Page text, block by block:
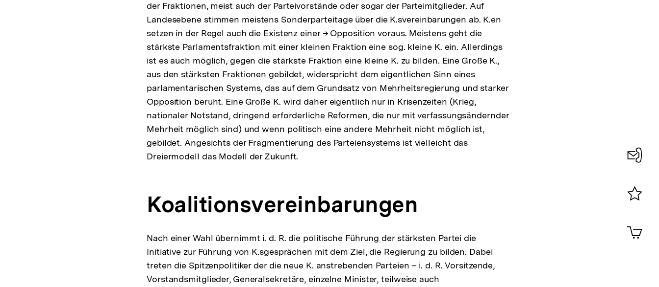
der Fraktionen, meist auch der Parteivorstände oder sogar der Parteimitglieder. Auf
Landesebene stimmen meistens Sonderparteitage über die K.svereinbarungen ab. K.en
setzen in der Regel auch die Existenz einer → Opposition voraus. Meistens geht die
stärkste Parlamentsfraktion mit einer kleinen Fraktion eine sog. kleine K. ein. Allerdings
ist es auch möglich, gegen die stärkste Fraktion eine kleine K. zu bilden. Eine Große K.,
aus den stärksten Fraktionen gebildet, widerspricht dem eigentlichen Sinn eines
parlamentarischen Systems, das auf dem Grundsatz von Mehrheitsregierung und starker
Opposition beruht. Eine Große K. wird daher eigentlich nur in Krisenzeiten (Krieg,
nationaler Notstand, dringend erforderliche Reformen, die nur mit verfassungsändernder
Mehrheit möglich sind) und wenn politisch eine andere Mehrheit nicht möglich ist,
gebildet. Angesichts der Fragmentierung des Parteiensystems ist vielleicht das
Dreiermodell das Modell der Zukunft.
Koalitionsvereinbarungen
Nach einer Wahl übernimmt i. d. R. die politische Führung der stärksten Partei die
Initiative zur Führung von K.sgesprächen mit dem Ziel, die Regierung zu bilden. Dabei
treten die Spitzenpolitiker der die neue K. anstrebenden Parteien – i. d. R. Vorsitzende,
Vorstandsmitglieder, Generalsekretäre, einzelne Minister, teilweise auch